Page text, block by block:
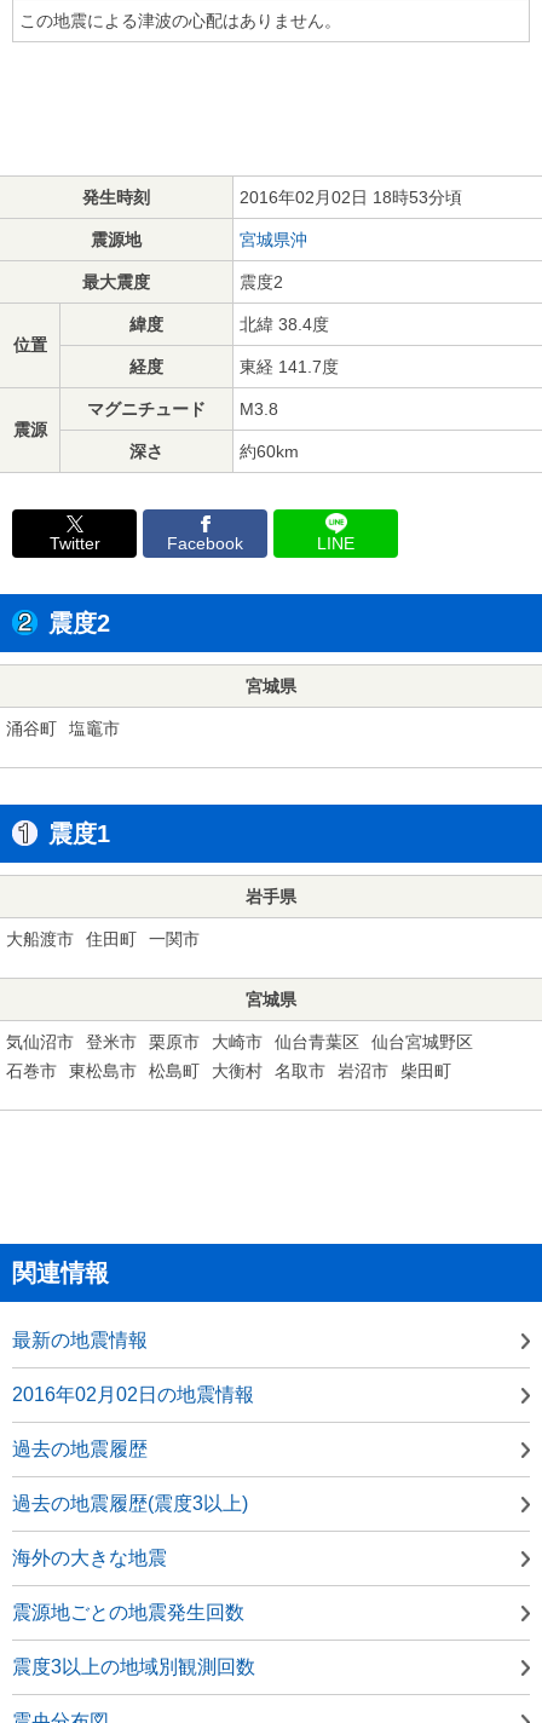
この地震による津波の心配はありません。
発生時刻 2016年02月02日 18時53分頃
震源地 宮城県沖
最大震度 震度2
位置
緯度 北緯 38.4度
経度 東経 141.7度
震源
マグニチュード M3.8
深さ 約60km
Twitter Facebook LINE
震度2
宮城県
涌谷町 塩竈市
震度1
岩手県
大船渡市 住田町 一関市
宮城県
気仙沼市 登米市 栗原市 大崎市 仙台青葉区
仙台宮城野区
石巻市
東松島市 松島町 大衡村 名取市 岩沼市 柴田町
関連情報
最新の地震情報
2016年02月02日の地震情報
過去の地震履歴
過去の地震履歴(震度3以上)
海外の大きな地震
震源地ごとの地震発生回数
震度3以上の地域別観測回数